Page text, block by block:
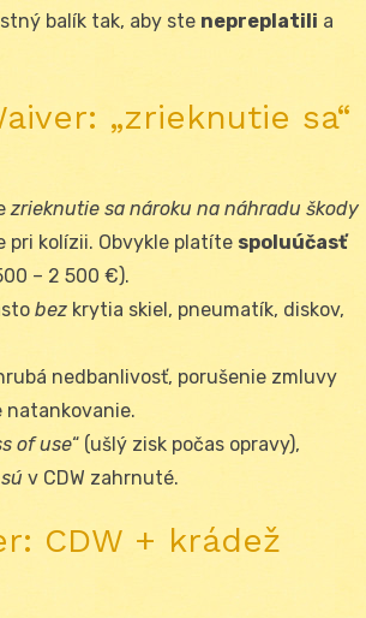
balík tak, aby ste nepreplatili a
„zrieknutie sa“
zrieknutie sa nároku na náhradu škody
pri kolízii. Obvykle platíte spoluúčasť
– 2 500 €).
bez krytia skiel, pneumatík, diskov,
nedbanlivosť, porušenie zmluvy
natankovanie.
of use“ (ušlý zisk počas opravy),
v CDW zahrnuté.
CDW + krádež